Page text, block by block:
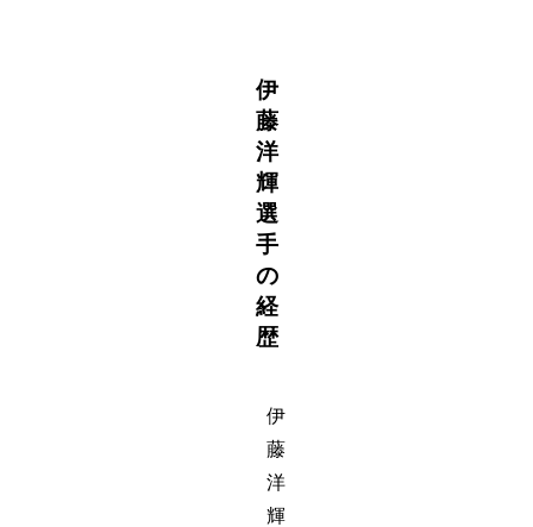
伊
藤
洋
輝
選
手
の
経
歴
伊
藤
洋
輝